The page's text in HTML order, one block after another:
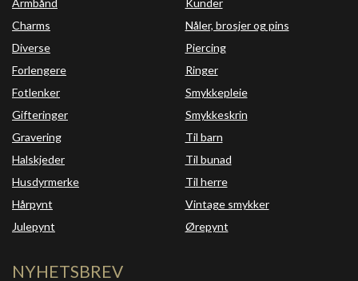
Charms
Diverse
Forlengere
Fotlenker
Gifteringer
Gravering
Halskjeder
Husdyrmerke
Hårpynt
Julepynt
Nåler, brosjer og pins
Piercing
Ringer
Smykkepleie
Smykkeskrin
Til barn
Til bunad
Til herre
Vintage smykker
Ørepynt
NYHETSBREV